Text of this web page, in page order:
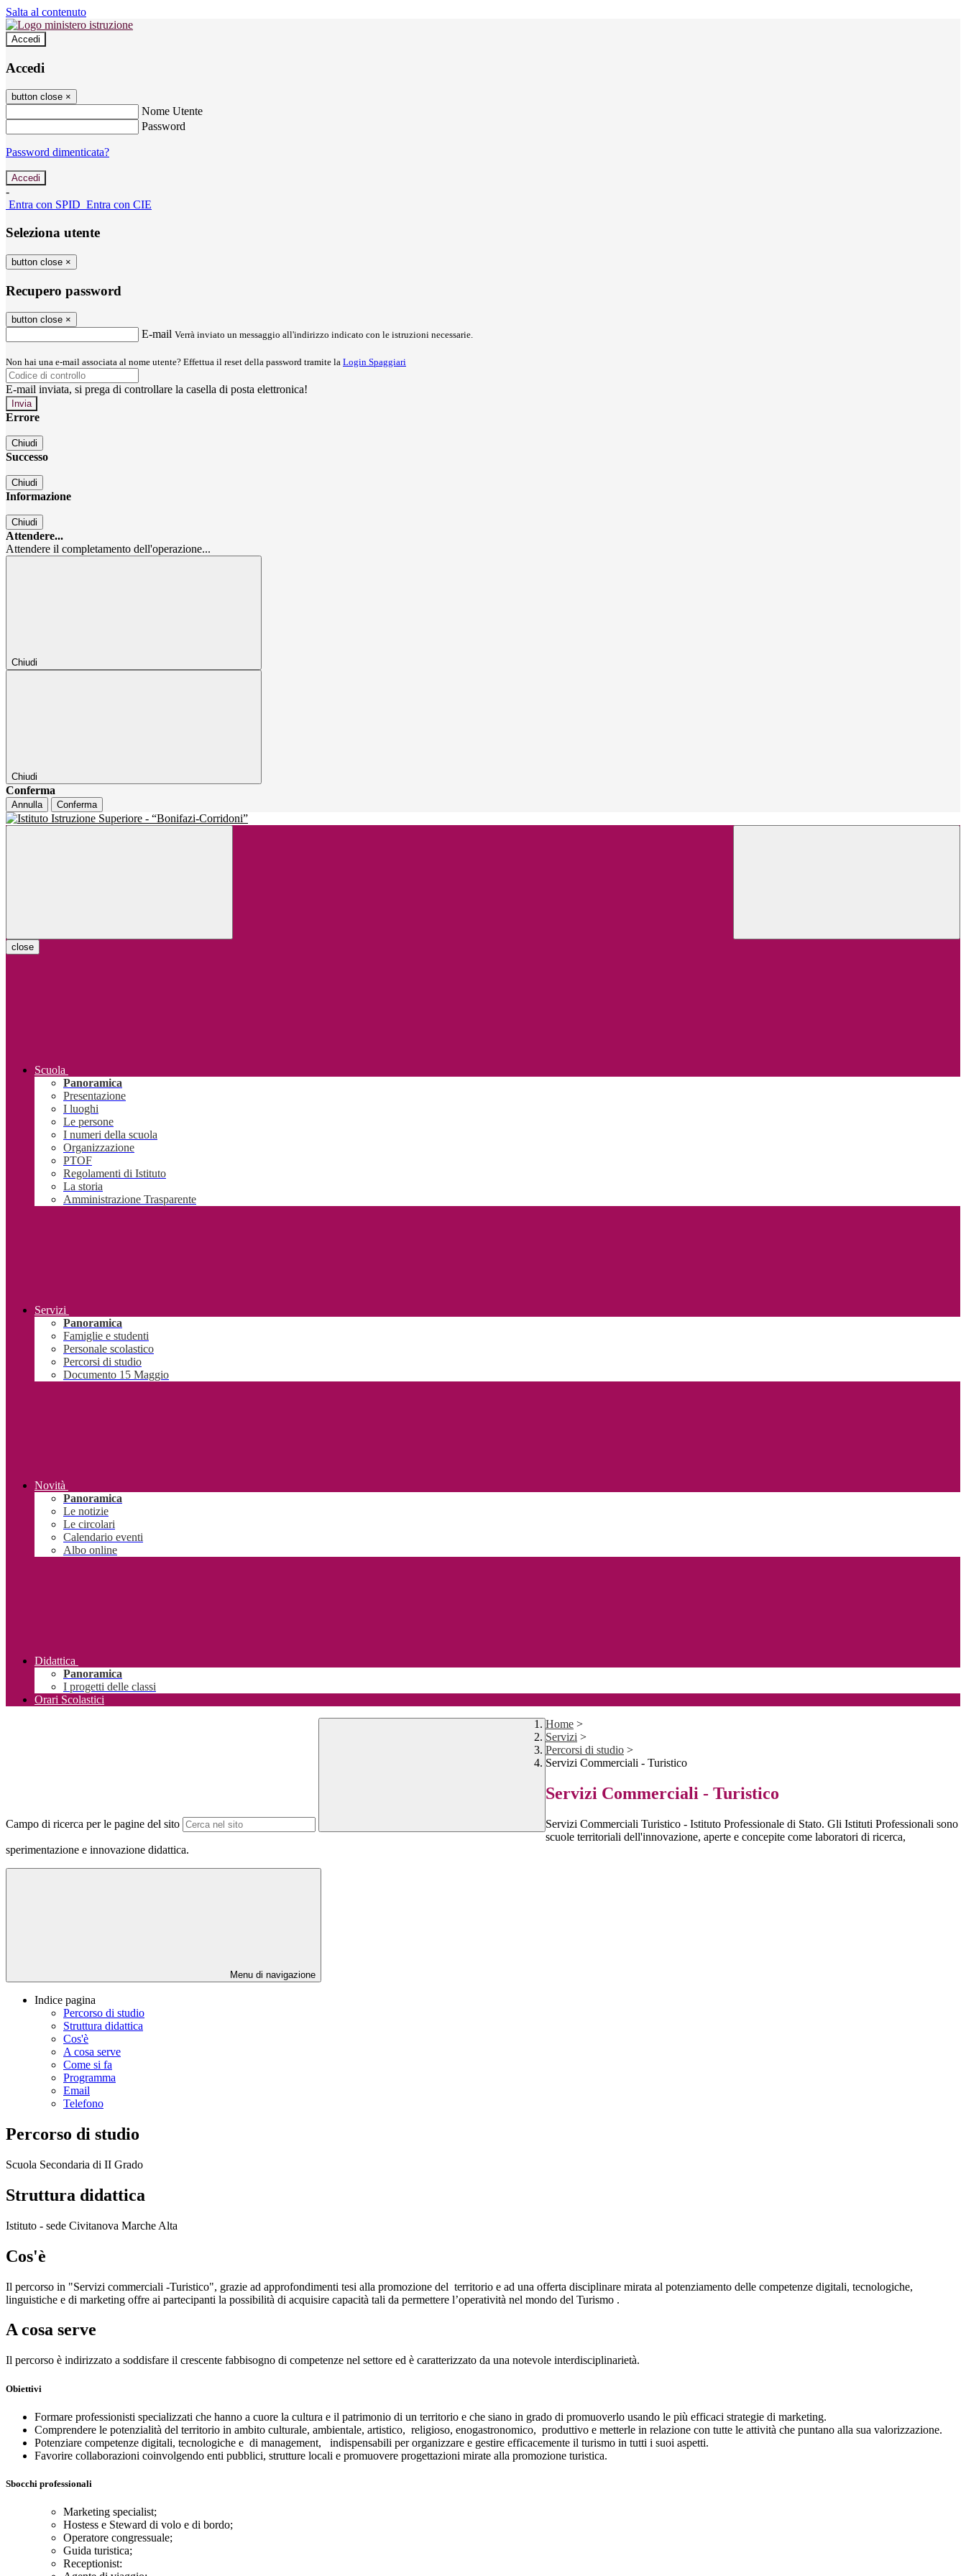
Salta al contenuto
Accedi
Accedi
button close ×
Nome Utente
Password
Password dimenticata?
-
Entra con SPID Entra con CIE
Seleziona utente
button close ×
Recupero password
button close ×
E-mail Verrà inviato un messaggio all'indirizzo indicato con le istruzioni necessarie.
Non hai una e-mail associata al nome utente? Effettua il reset della password tramite la Login Spaggiari
E-mail inviata, si prega di controllare la casella di posta elettronica!
Errore
Chiudi
Successo
Chiudi
Informazione
Chiudi
Attendere...
Attendere il completamento dell'operazione...
Chiudi
Chiudi
Conferma
Annulla Conferma
close
Scuola
Panoramica
Presentazione
I luoghi
Le persone
I numeri della scuola
Organizzazione
PTOF
Regolamenti di Istituto
La storia
Amministrazione Trasparente
Servizi
Panoramica
Famiglie e studenti
Personale scolastico
Percorsi di studio
Documento 15 Maggio
Novità
Panoramica
Le notizie
Le circolari
Calendario eventi
Albo online
Didattica
Panoramica
I progetti delle classi
Orari Scolastici
Campo di ricerca per le pagine del sito
Home >
Servizi >
Percorsi di studio >
Servizi Commerciali - Turistico
Servizi Commerciali - Turistico
Servizi Commerciali Turistico - Istituto Professionale di Stato. Gli Istituti Professionali sono
scuole territoriali dell'innovazione, aperte e concepite come laboratori di ricerca,
sperimentazione e innovazione didattica.
Menu di navigazione
Indice pagina
Percorso di studio
Struttura didattica
Cos'è
A cosa serve
Come si fa
Programma
Email
Telefono
Percorso di studio
Scuola Secondaria di II Grado
Struttura didattica
Istituto - sede Civitanova Marche Alta
Cos'è
Il percorso in "Servizi commerciali -Turistico", grazie ad approfondimenti tesi alla promozione del territorio e ad una offerta disciplinare mirata al potenziamento delle competenze digitali, tecnologiche,
linguistiche e di marketing offre ai partecipanti la possibilità di acquisire capacità tali da permettere l’operatività nel mondo del Turismo .
A cosa serve
Il percorso è indirizzato a soddisfare il crescente fabbisogno di competenze nel settore ed è caratterizzato da una notevole interdisciplinarietà.
Obiettivi
Formare professionisti specializzati che hanno a cuore la cultura e il patrimonio di un territorio e che siano in grado di promuoverlo usando le più efficaci strategie di marketing.
Comprendere le potenzialità del territorio in ambito culturale, ambientale, artistico, religioso, enogastronomico, produttivo e metterle in relazione con tutte le attività che puntano alla sua valorizzazione.
Potenziare competenze digitali, tecnologiche e di management, indispensabili per organizzare e gestire efficacemente il turismo in tutti i suoi aspetti.
Favorire collaborazioni coinvolgendo enti pubblici, strutture locali e promuovere progettazioni mirate alla promozione turistica.
Sbocchi professionali
Marketing specialist;
Hostess e Steward di volo e di bordo;
Operatore congressuale;
Guida turistica;
Receptionist: